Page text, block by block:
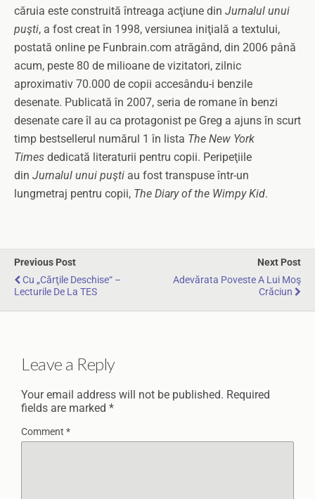
căruia este construită întreaga acţiune din Jurnalul unui
puşti, a fost creat în 1998, versiunea iniţială a textului,
postată online pe Funbrain.com atrăgând, din 2006 până
acum, peste 80 de milioane de vizitatori, zilnic
aproximativ 70.000 de copii accesându-i benzile
desenate. Publicată în 2007, seria de romane în benzi
desenate care îl au ca protagonist pe Greg a ajuns în scurt
timp bestsellerul numărul 1 în lista The New York
Times dedicată literaturii pentru copii. Peripeţiile
din Jurnalul unui puşti au fost transpuse într-un
lungmetraj pentru copii, The Diary of the Wimpy Kid.
Previous Post
Cu „cărţile Deschise“ –
Lecturile De La TES
Next Post
Adevărata Poveste A Lui Moş
Crăciun
Leave a Reply
Your email address will not be published. Required
fields are marked *
Comment *